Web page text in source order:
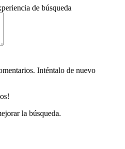
de búsqueda
Inténtalo de nuevo
la búsqueda.